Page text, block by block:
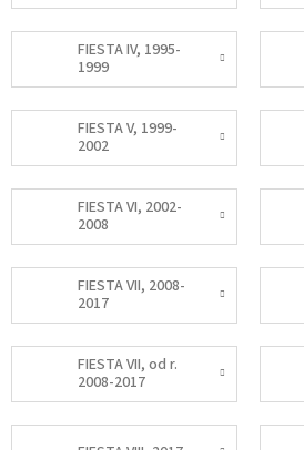
FIESTA IV, 1995-
1999
FIESTA V, 1999-
2002
FIESTA VI, 2002-
2008
FIESTA VII, 2008-
2017
FIESTA VII, od r.
2008-2017